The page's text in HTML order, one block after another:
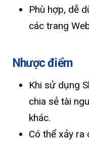
Phù hợp, dễ
các trang
Nhược điểm
Khi sử dụng
chia sẻ tài
khác.
Có thể xảy ra